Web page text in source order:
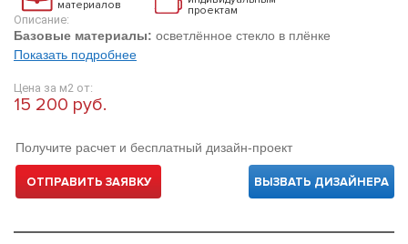
материалов
проектам
Описание:
Базовые материалы: осветлённое стекло в плёнке
Показать подробнее
Цена за м2 от:
15 200 руб.
Получите расчет и бесплатный дизайн-проект
ОТПРАВИТЬ ЗАЯВКУ ВЫЗВАТЬ ДИЗАЙНЕРА